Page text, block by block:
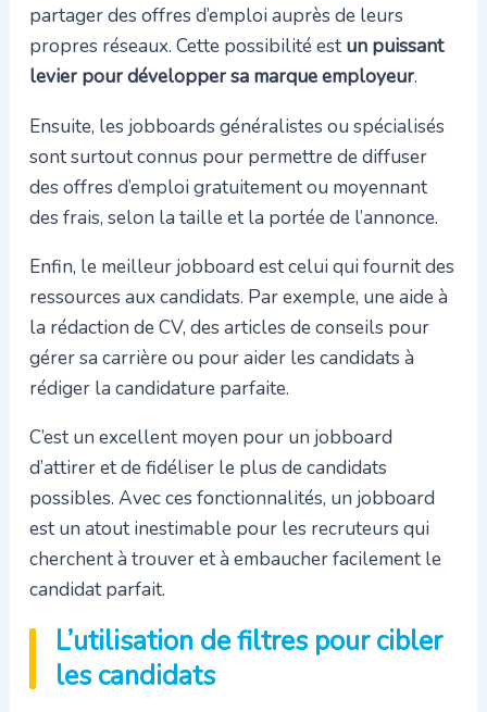
partager des offres d’emploi auprès de leurs
propres réseaux. Cette possibilité estun puissant
levier pour développer sa marque employeur.
Ensuite, les jobboards généralistes ou spécialisés
sont surtout connus pour permettre de diffuser
des offres d’emploi gratuitement ou moyennant
des frais, selon la taille et la portée de l’annonce.
Enfin, le meilleur jobboard est celui qui fournit des
ressources aux candidats. Par exemple, une aide à
la rédaction de CV, des articles de conseils pour
gérer sa carrière ou pour aider les candidats à
rédiger la candidature parfaite.
C’est un excellent moyen pour un jobboard
d’attirer et de fidéliser le plus de candidats
possibles. Avec ces fonctionnalités, un jobboard
est un atout inestimable pour les recruteurs qui
cherchent à trouver et à embaucher facilement le
candidat parfait.
L’utilisation de filtres pour cibler
les candidats